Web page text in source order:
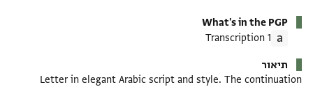
What's in the PGP
1 Transcription
תיאור
Letter in elegant Arabic script and style. The continuation